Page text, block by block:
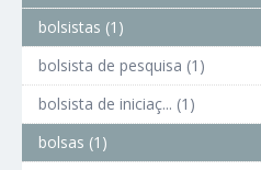
bolsistas (1)
bolsista de pesquisa (1)
bolsista de iniciaç... (1)
bolsas (1)